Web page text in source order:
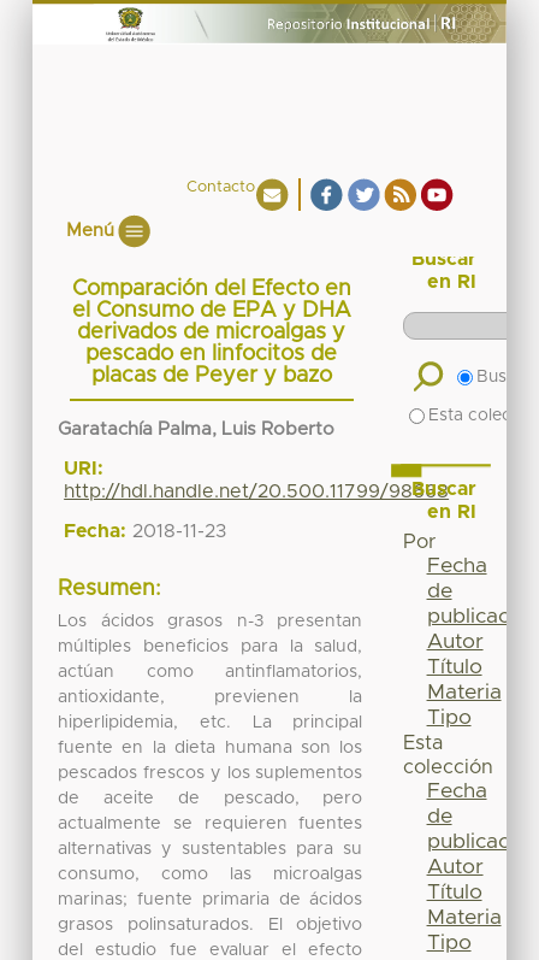
Contacto
Menú
Comparación del Efecto en
el Consumo de EPA y DHA
derivados de microalgas y
pescado en linfocitos de
placas de Peyer y bazo
Garatachía Palma, Luis Roberto
URI:
http://hdl.handle.net/20.500.11799/98668
Fecha: 2018-11-23
Resumen:
Los ácidos grasos n-3 presentan
múltiples beneficios para la salud,
actúan como antinflamatorios,
antioxidante, previenen la
hiperlipidemia, etc. La principal
fuente en la dieta humana son los
pescados frescos y los suplementos
de aceite de pescado, pero
actualmente se requieren fuentes
alternativas y sustentables para su
consumo, como las microalgas
marinas; fuente primaria de ácidos
grasos polinsaturados. El objetivo
del estudio fue evaluar el efecto
Buscar
en RI
Buscar
Esta
Buscar
en RI
Por
Fecha
de
publicación
Autor
Título
Materia
Tipo
Esta
colección
Fecha
de
publicación
Autor
Título
Materia
Tipo